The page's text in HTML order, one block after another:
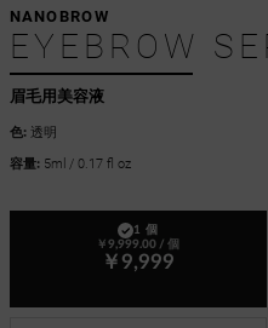
眉毛用美容液
NANOBROW
EYEBROW
色:透明
容量: 5ml / 0.17 fl oz
1 個
￥9,999.00 / 個
￥9,999